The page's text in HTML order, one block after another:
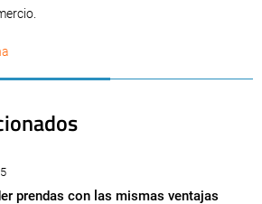
prendas con las mismas ventajas